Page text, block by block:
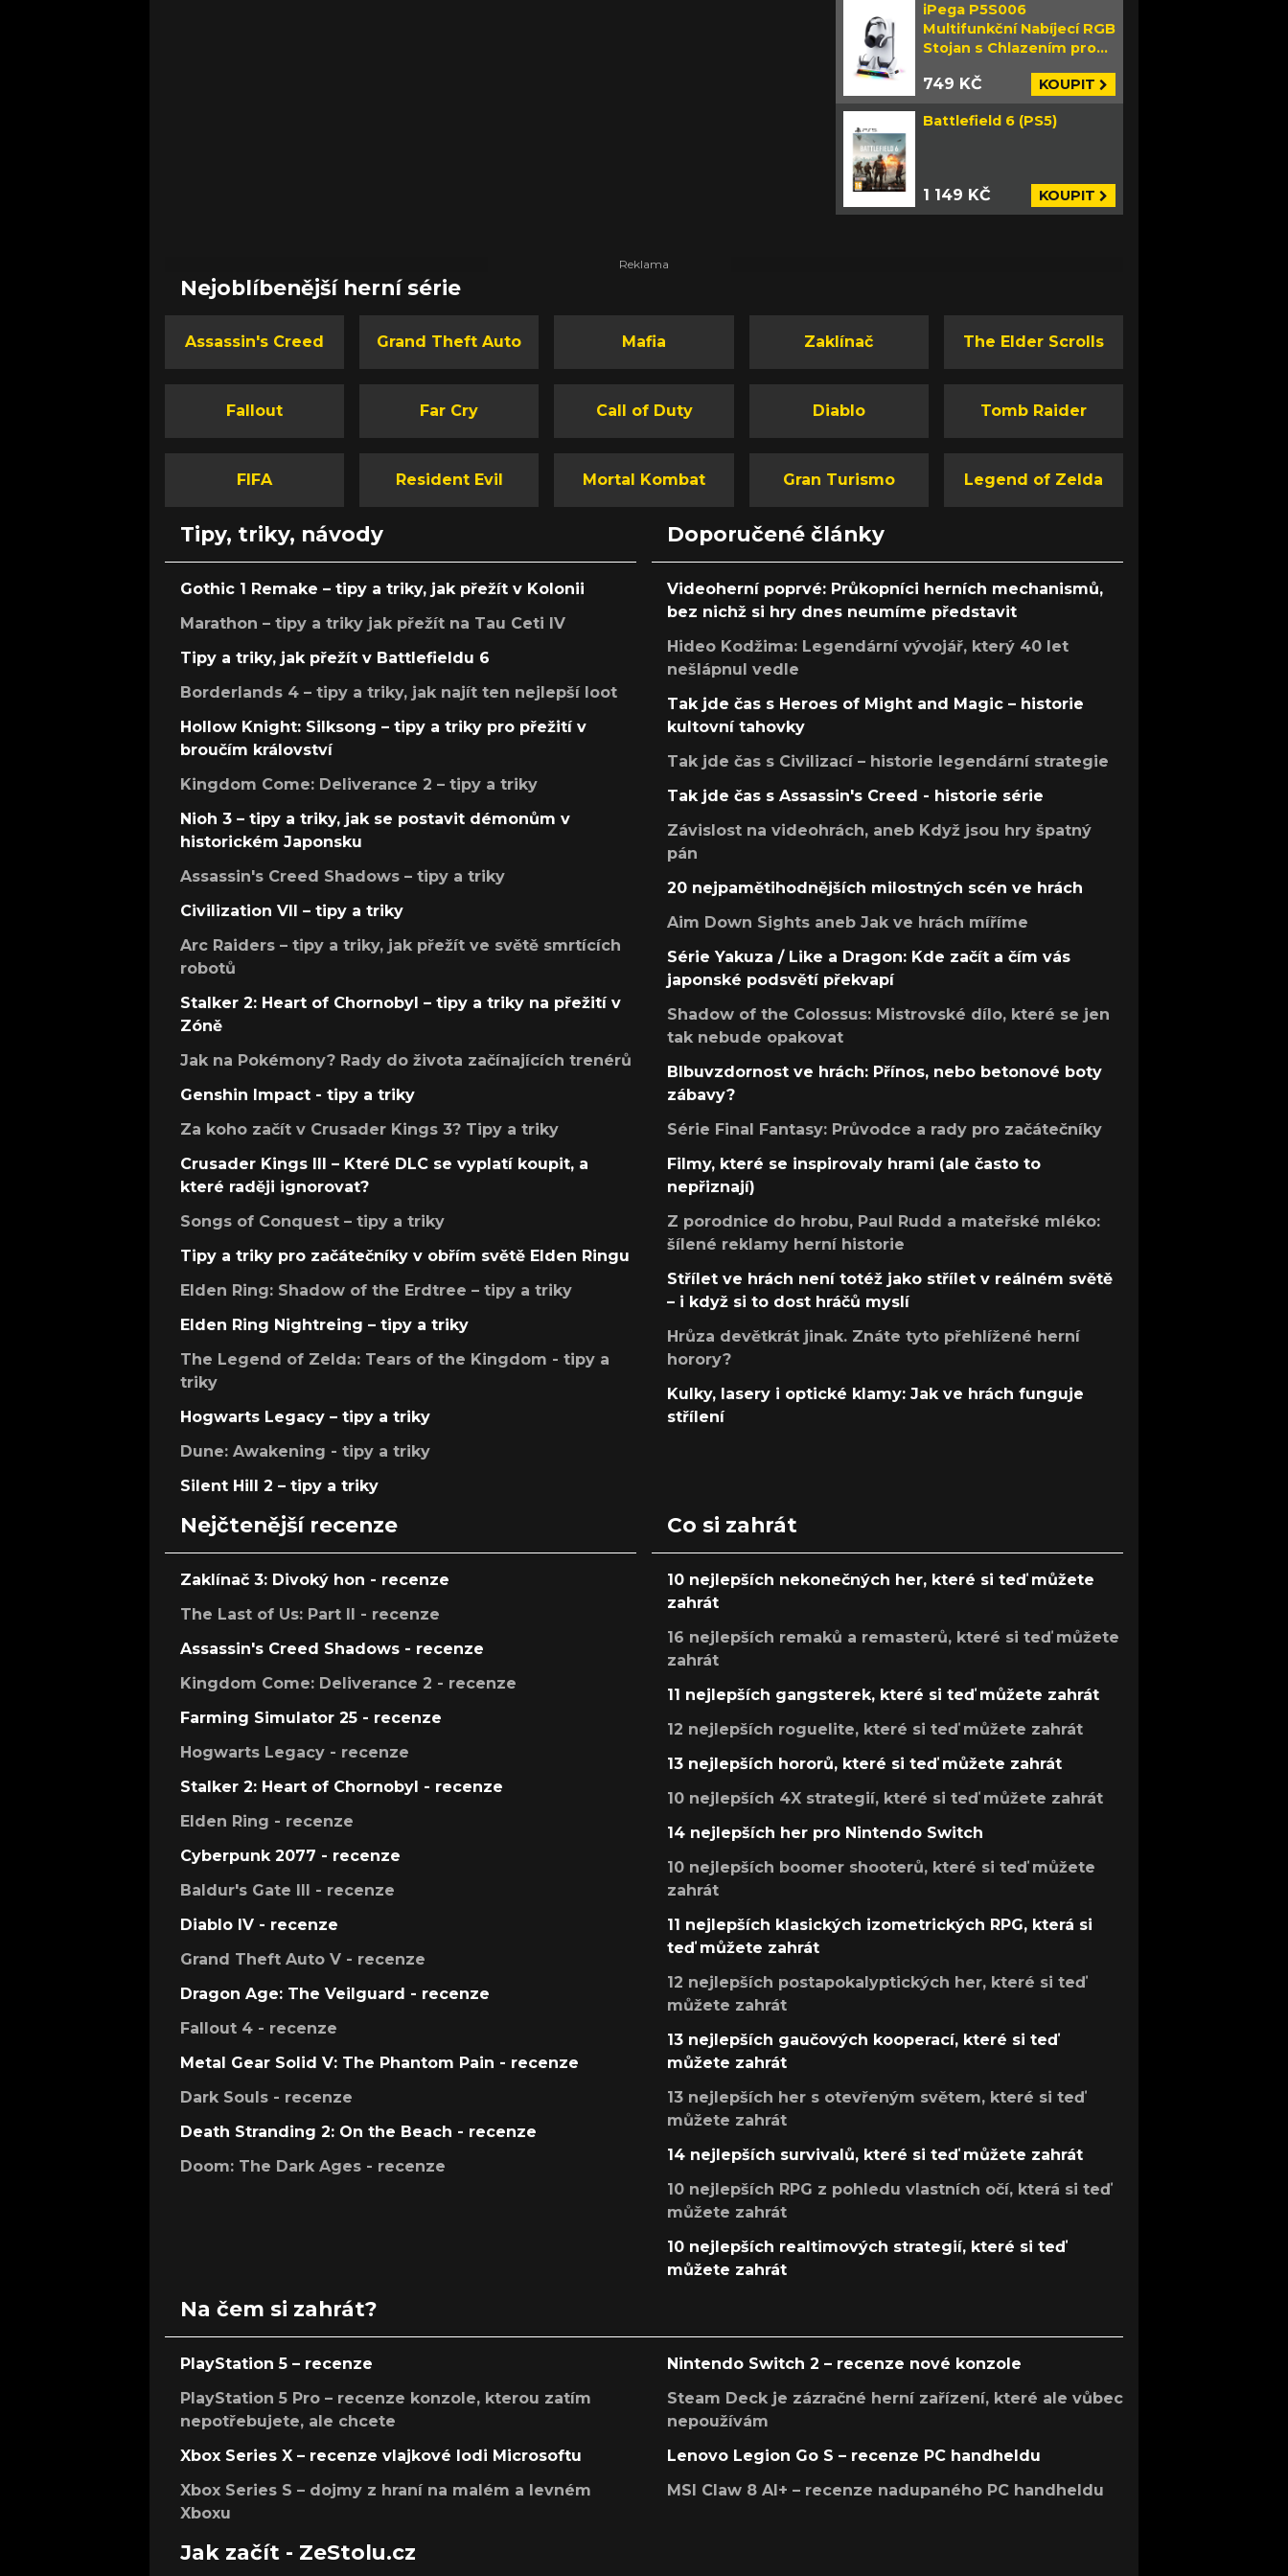
iPega P5S006
Multifunkční Nabíjecí RGB
Stojan s Chlazením pro
749 KČ KOUPIT
Battlefield 6 (PS5)
1 149 KČ KOUPIT
Nejoblíbenější herní série
Assassin's Creed Grand Theft Auto Mafia Zaklínač The Elder Scrolls
Fallout Far Cry Call of Duty Diablo Tomb Raider
FIFA Resident Evil Mortal Kombat Gran Turismo Legend of Zelda
Tipy, triky, návody
Gothic 1 Remake – tipy a triky, jak přežít v Kolonii
Marathon – tipy a triky jak přežít na Tau Ceti IV
Tipy a triky, jak přežít v Battlefieldu 6
Borderlands 4 – tipy a triky, jak najít ten nejlepší loot
Hollow Knight: Silksong – tipy a triky pro přežití v
broučím království
Kingdom Come: Deliverance 2 – tipy a triky
Nioh 3 – tipy a triky, jak se postavit démonům v
historickém Japonsku
Assassin's Creed Shadows – tipy a triky
Civilization VII – tipy a triky
Arc Raiders – tipy a triky, jak přežít ve světě smrtících
robotů
Stalker 2: Heart of Chornobyl – tipy a triky na přežití v
Zóně
Jak na Pokémony? Rady do života začínajících trenérů
Genshin Impact - tipy a triky
Za koho začít v Crusader Kings 3? Tipy a triky
Crusader Kings III – Které DLC se vyplatí koupit, a
které raději ignorovat?
Songs of Conquest – tipy a triky
Tipy a triky pro začátečníky v obřím světě Elden Ringu
Elden Ring: Shadow of the Erdtree – tipy a triky
Elden Ring Nightreing – tipy a triky
The Legend of Zelda: Tears of the Kingdom - tipy a
triky
Hogwarts Legacy – tipy a triky
Dune: Awakening - tipy a triky
Silent Hill 2 – tipy a triky
Doporučené články
Videoherní poprvé: Průkopníci herních mechanismů,
bez nichž si hry dnes neumíme představit
Hideo Kodžima: Legendární vývojář, který 40 let
nešlápnul vedle
Tak jde čas s Heroes of Might and Magic – historie
kultovní tahovky
Tak jde čas s Civilizací – historie legendární strategie
Tak jde čas s Assassin's Creed - historie série
Závislost na videohrách, aneb Když jsou hry špatný
pán
20 nejpamětihodnějších milostných scén ve hrách
Aim Down Sights aneb Jak ve hrách míříme
Série Yakuza / Like a Dragon: Kde začít a čím vás
japonské podsvětí překvapí
Shadow of the Colossus: Mistrovské dílo, které se jen
tak nebude opakovat
Blbuvzdornost ve hrách: Přínos, nebo betonové boty
zábavy?
Série Final Fantasy: Průvodce a rady pro začátečníky
Filmy, které se inspirovaly hrami (ale často to
nepřiznají)
Z porodnice do hrobu, Paul Rudd a mateřské mléko:
šílené reklamy herní historie
Střílet ve hrách není totéž jako střílet v reálném světě
– i když si to dost hráčů myslí
Hrůza devětkrát jinak. Znáte tyto přehlížené herní
horory?
Kulky, lasery i optické klamy: Jak ve hrách funguje
střílení
Nejčtenější recenze
Zaklínač 3: Divoký hon - recenze
The Last of Us: Part II - recenze
Assassin's Creed Shadows - recenze
Kingdom Come: Deliverance 2 - recenze
Farming Simulator 25 - recenze
Hogwarts Legacy - recenze
Stalker 2: Heart of Chornobyl - recenze
Elden Ring - recenze
Cyberpunk 2077 - recenze
Baldur's Gate III - recenze
Diablo IV - recenze
Grand Theft Auto V - recenze
Dragon Age: The Veilguard - recenze
Fallout 4 - recenze
Metal Gear Solid V: The Phantom Pain - recenze
Dark Souls - recenze
Death Stranding 2: On the Beach - recenze
Doom: The Dark Ages - recenze
Co si zahrát
10 nejlepších nekonečných her, které si teď můžete
zahrát
16 nejlepších remaků a remasterů, které si teď můžete
zahrát
11 nejlepších gangsterek, které si teď můžete zahrát
12 nejlepších roguelite, které si teď můžete zahrát
13 nejlepších hororů, které si teď můžete zahrát
10 nejlepších 4X strategií, které si teď můžete zahrát
14 nejlepších her pro Nintendo Switch
10 nejlepších boomer shooterů, které si teď můžete
zahrát
11 nejlepších klasických izometrických RPG, která si
teď můžete zahrát
12 nejlepších postapokalyptických her, které si teď
můžete zahrát
13 nejlepších gaučových kooperací, které si teď
můžete zahrát
13 nejlepších her s otevřeným světem, které si teď
můžete zahrát
14 nejlepších survivalů, které si teď můžete zahrát
10 nejlepších RPG z pohledu vlastních očí, která si teď
můžete zahrát
10 nejlepších realtimových strategií, které si teď
můžete zahrát
Na čem si zahrát?
PlayStation 5 – recenze
PlayStation 5 Pro – recenze konzole, kterou zatím
nepotřebujete, ale chcete
Xbox Series X – recenze vlajkové lodi Microsoftu
Xbox Series S – dojmy z hraní na malém a levném
Xboxu
Nintendo Switch 2 – recenze nové konzole
Steam Deck je zázračné herní zařízení, které ale vůbec
nepoužívám
Lenovo Legion Go S – recenze PC handheldu
MSI Claw 8 AI+ – recenze nadupaného PC handheldu
Jak začít - ZeStolu.cz